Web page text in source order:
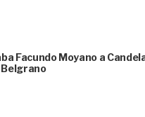
Facundo Moyano a
Belgrano